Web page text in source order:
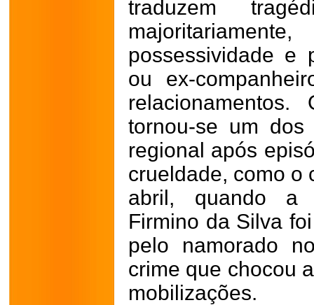
traduzem
possessividade e
ou ex-
tornou-se um dos
regional após
crueldade, como o
abril, quando a
Firmino da Silva
pelo namorado
crime que chocou
mobilizações.